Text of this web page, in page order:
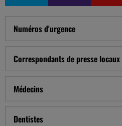
Numéros d'urgence
Correspondants de presse locaux
Médecins
Dentistes